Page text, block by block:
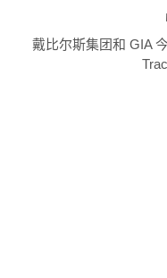
戴比尔斯集团和 GIA